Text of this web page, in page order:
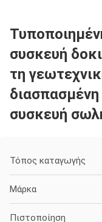
συσκευή
τη
συσκευή
Τόπος καταγωγής
Μάρκα
Πιστοποίηση